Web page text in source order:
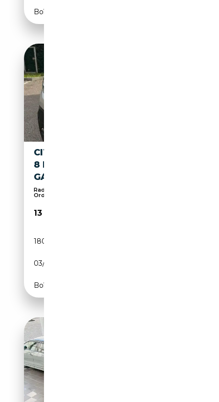
Boîte automatique
CITROEN SPACETOURER 1.6 -
8 POSTI - 12 MESI DI
GARANZIA
Radio, MP3, USB, Airbag passager, Alarme,
Ordinate...
13 900€
180 000 km
03/2017
Boîte manuelle